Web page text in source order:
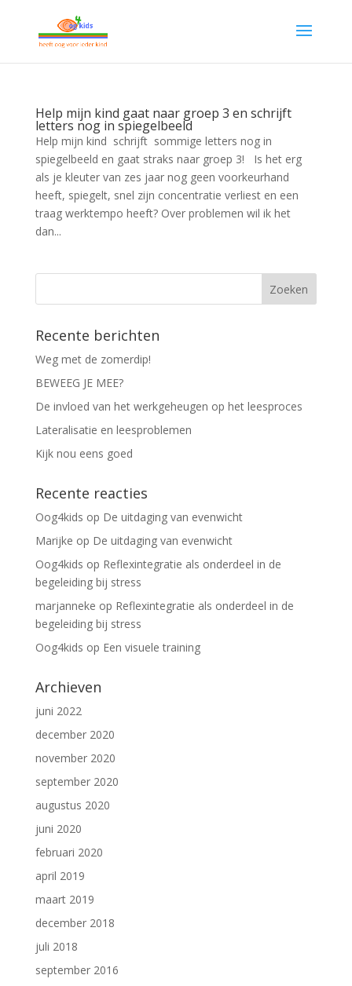
Help mijn kind gaat naar groep 3 en schrijft
letters nog in spiegelbeeld
Help mijn kind schrijft sommige letters nog in
spiegelbeeld en gaat straks naar groep 3! Is het erg
als je kleuter van zes jaar nog geen voorkeurhand
heeft, spiegelt, snel zijn concentratie verliest en een
traag werktempo heeft? Over problemen wil ik het
dan...
Recente berichten
Weg met de zomerdip!
BEWEEG JE MEE?
De invloed van het werkgeheugen op het leesproces
Lateralisatie en leesproblemen
Kijk nou eens goed
Recente reacties
Oog4kids op De uitdaging van evenwicht
Marijke op De uitdaging van evenwicht
Oog4kids op Reflexintegratie als onderdeel in de
begeleiding bij stress
marjanneke op Reflexintegratie als onderdeel in de
begeleiding bij stress
Oog4kids op Een visuele training
Archieven
juni 2022
december 2020
november 2020
september 2020
augustus 2020
juni 2020
februari 2020
april 2019
maart 2019
december 2018
juli 2018
september 2016